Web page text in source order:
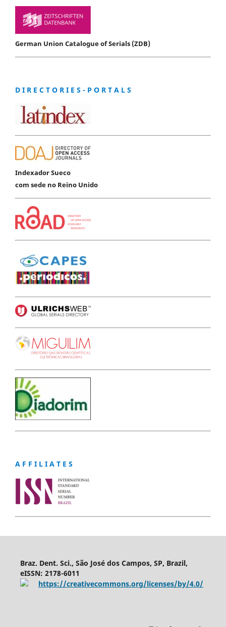
German Union Catalogue of Serials (ZDB)
D I R E C T O R I E S - P O R T A L S
Indexador Sueco
com sede no Reino Unido
A F F I L I A T E S
Braz. Dent. Sci., São José dos Campos, SP, Brazil,
eISSN: 2178-6011
https://creativecommons.org/licenses/by/4.0/